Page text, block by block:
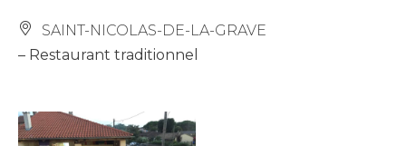
SAINT-NICOLAS-DE-LA-GRAVE
– Restaurant traditionnel